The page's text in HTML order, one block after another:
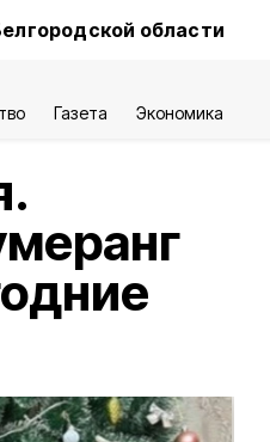
области
Газета Экономика